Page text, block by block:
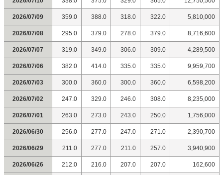
2026/07/09 359.0 388.0 318.0 322.0 5,810,000
2026/07/08 295.0 379.0 278.0 379.0 8,716,600
2026/07/07 319.0 349.0 306.0 309.0 4,289,500
2026/07/06 382.0 414.0 335.0 335.0 9,959,700
2026/07/03 300.0 360.0 300.0 360.0 6,598,200
2026/07/02 247.0 329.0 246.0 308.0 8,235,000
2026/07/01 263.0 273.0 243.0 250.0 1,756,000
2026/06/30 256.0 277.0 247.0 271.0 2,390,700
2026/06/29 211.0 277.0 211.0 257.0 3,940,900
2026/06/26 212.0 216.0 207.0 207.0 162,600